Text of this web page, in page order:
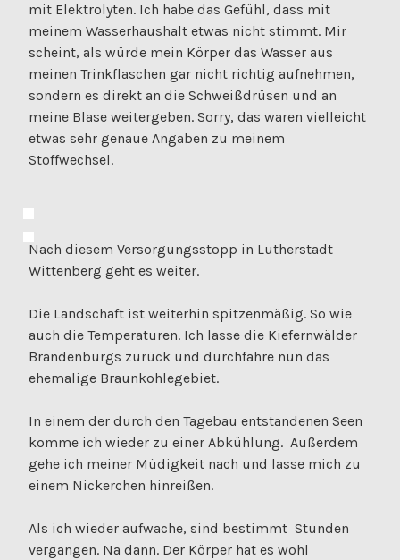
mit Elektrolyten. Ich habe das Gefühl, dass mit
meinem Wasserhaushalt etwas nicht stimmt. Mir
scheint, als würde mein Körper das Wasser aus
meinen Trinkflaschen gar nicht richtig aufnehmen,
sondern es direkt an die Schweißdrüsen und an
meine Blase weitergeben. Sorry, das waren vielleicht
etwas sehr genaue Angaben zu meinem
Stoffwechsel.
Nach diesem Versorgungsstopp in Lutherstadt
Wittenberg geht es weiter.
Die Landschaft ist weiterhin spitzenmäßig. So wie
auch die Temperaturen. Ich lasse die Kiefernwälder
Brandenburgs zurück und durchfahre nun das
ehemalige Braunkohlegebiet.
In einem der durch den Tagebau entstandenen Seen
komme ich wieder zu einer Abkühlung. Außerdem
gehe ich meiner Müdigkeit nach und lasse mich zu
einem Nickerchen hinreißen.
Als ich wieder aufwache, sind bestimmt Stunden
vergangen. Na dann. Der Körper hat es wohl